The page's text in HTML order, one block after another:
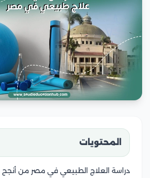
المحتويات
دراسة العلاج الطبيعي في مصر من أنجح